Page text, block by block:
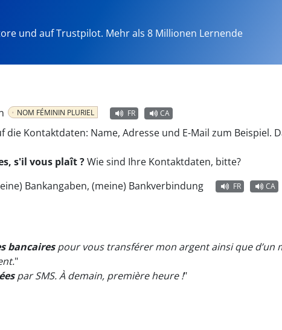
und auf Trustpilot. Mehr als 8 Millionen Lernende
NOM FÉMININ PLURIEL FR CA
die Kontaktdaten: Name, Adresse und E-Mail zum Beispiel.
s'il vous plaît ?Wie sind Ihre Kontaktdaten, bitte?
Bankangaben, (meine) Bankverbindung
FR CA
bancairespour vous transférer mon argent ainsi que d’un
"
par SMS. À demain, première heure !"